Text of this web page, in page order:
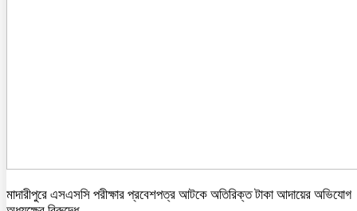
মাদারীপুরে এসএসসি পরীক্ষার প্রবেশপত্র আটকে অতিরিক্ত টাকা আদায়ের অভিযোগ